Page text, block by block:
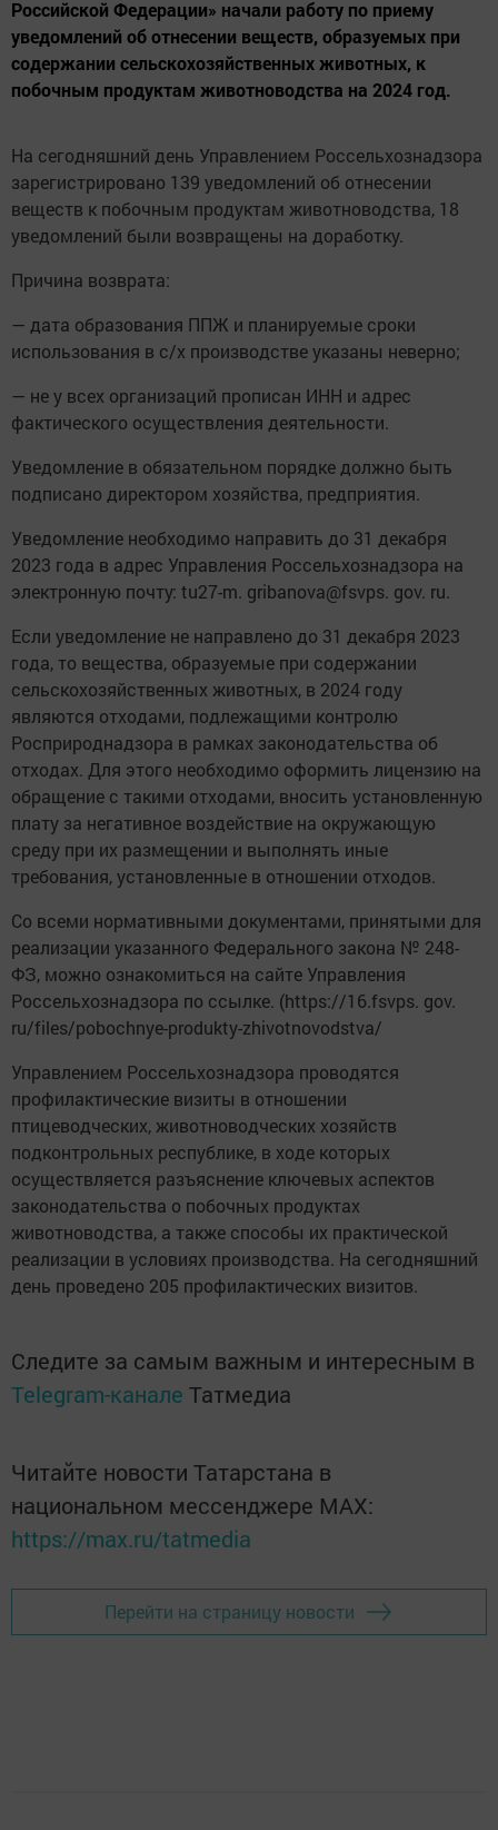
Российской Федерации» начали работу по приему
уведомлений об отнесении веществ, образуемых при
содержании сельскохозяйственных животных, к
побочным продуктам животноводства на 2024 год.
На сегодняшний день Управлением Россельхознадзора
зарегистрировано 139 уведомлений об отнесении
веществ к побочным продуктам животноводства, 18
уведомлений были возвращены на доработку.
Причина возврата:
— дата образования ППЖ и планируемые сроки
использования в с/х производстве указаны неверно;
— не у всех организаций прописан ИНН и адрес
фактического осуществления деятельности.
Уведомление в обязательном порядке должно быть
подписано директором хозяйства, предприятия.
Уведомление необходимо направить до 31 декабря
2023 года в адрес Управления Россельхознадзора на
электронную почту: tu27-m. gribanova@fsvps. gov. ru.
Если уведомление не направлено до 31 декабря 2023
года, то вещества, образуемые при содержании
сельскохозяйственных животных, в 2024 году
являются отходами, подлежащими контролю
Росприроднадзора в рамках законодательства об
отходах. Для этого необходимо оформить лицензию на
обращение с такими отходами, вносить установленную
плату за негативное воздействие на окружающую
среду при их размещении и выполнять иные
требования, установленные в отношении отходов.
Со всеми нормативными документами, принятыми для
реализации указанного Федерального закона № 248-
ФЗ, можно ознакомиться на сайте Управления
Россельхознадзора по ссылке. (https://16.fsvps. gov.
ru/files/pobochnye-produkty-zhivotnovodstva/
Управлением Россельхознадзора проводятся
профилактические визиты в отношении
птицеводческих, животноводческих хозяйств
подконтрольных республике, в ходе которых
осуществляется разъяснение ключевых аспектов
законодательства о побочных продуктах
животноводства, а также способы их практической
реализации в условиях производства. На сегодняшний
день проведено 205 профилактических визитов.
Следите за самым важным и интересным в
Telegram-канале Татмедиа
Читайте новости Татарстана в
национальном мессенджере MАХ:
https://max.ru/tatmedia
Перейти на страницу новости